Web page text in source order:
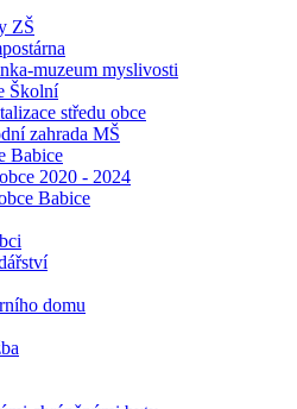
ZŠ
muzeum myslivosti
Školní
středu obce
zahrada MŠ
Babice
2020 - 2024
Babice
domu